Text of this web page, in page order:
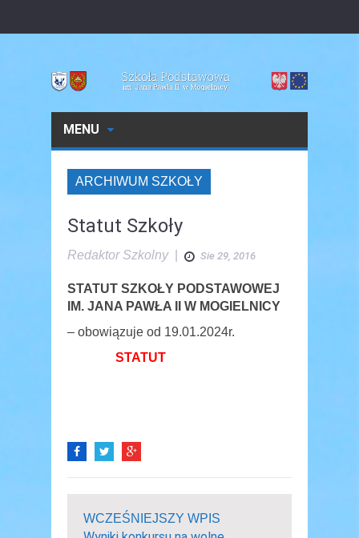
MENU
ARCHIWUM SZKOŁY
Statut Szkoły
Redaktor Szkolny| Sie 29, 2016
STATUT SZKOŁY PODSTAWOWEJ
IM. JANA PAWŁA II W MOGIELNICY
– obowiązuje od 19.01.2024r.
STATUT
WCZEŚNIEJSZY WPIS